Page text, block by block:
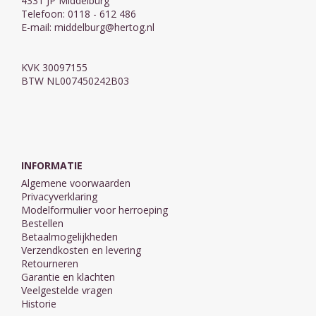
Telefoon: 0118 - 612 486
E-mail: middelburg@hertog.nl
KVK 30097155
BTW NL007450242B03
INFORMATIE
Algemene voorwaarden
Privacyverklaring
Modelformulier voor herroeping
Bestellen
Betaalmogelijkheden
Verzendkosten en levering
Retourneren
Garantie en klachten
Veelgestelde vragen
Historie